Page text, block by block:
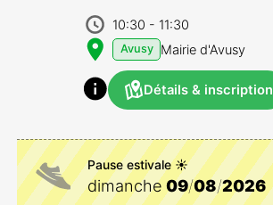
10:30 - 11:30
Avusy Mairie d'Avusy
Détails & inscription
Pause estivale ☀️
dimanche 09/08/2026